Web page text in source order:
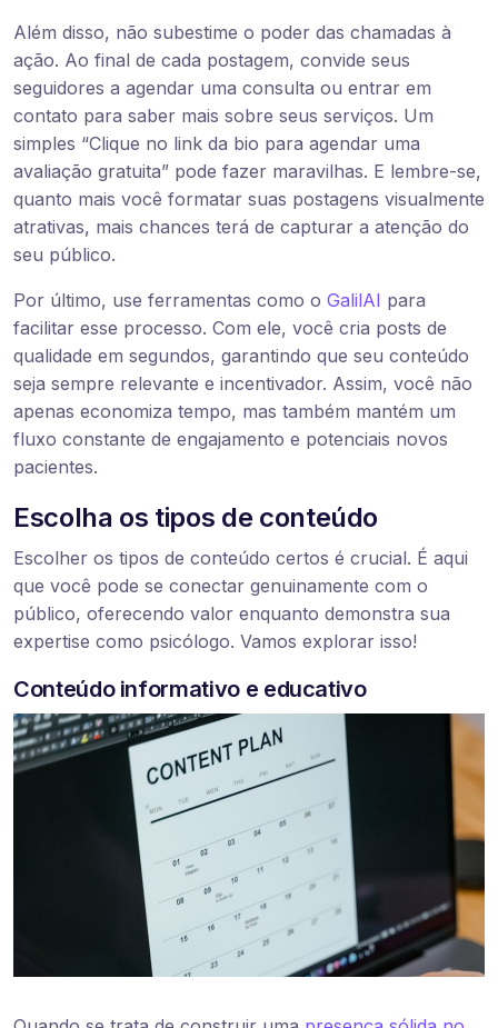
Além disso, não subestime o poder das chamadas à
ação. Ao final de cada postagem, convide seus
seguidores a agendar uma consulta ou entrar em
contato para saber mais sobre seus serviços. Um
simples “Clique no link da bio para agendar uma
avaliação gratuita” pode fazer maravilhas. E lembre-se,
quanto mais você formatar suas postagens visualmente
atrativas, mais chances terá de capturar a atenção do
seu público.
Por último, use ferramentas como o GalilAI para
facilitar esse processo. Com ele, você cria posts de
qualidade em segundos, garantindo que seu conteúdo
seja sempre relevante e incentivador. Assim, você não
apenas economiza tempo, mas também mantém um
fluxo constante de engajamento e potenciais novos
pacientes.
Escolha os tipos de conteúdo
Escolher os tipos de conteúdo certos é crucial. É aqui
que você pode se conectar genuinamente com o
público, oferecendo valor enquanto demonstra sua
expertise como psicólogo. Vamos explorar isso!
Conteúdo informativo e educativo